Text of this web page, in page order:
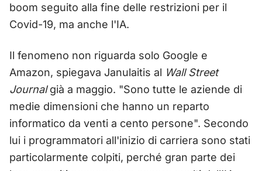
boom seguito alla fine delle restrizioni per il
Covid-19, ma anche l'IA.
Il fenomeno non riguarda solo Google e
Amazon, spiegava Janulaitis al Wall Street
Journalgià a maggio. "Sono tutte le aziende di
medie dimensioni che hanno un reparto
informatico da venti a cento persone". Secondo
lui i programmatori all'inizio di carriera sono stati
particolarmente colpiti, perché gran parte dei